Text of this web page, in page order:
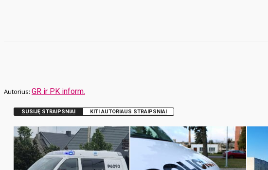
GR ir PK inform.
SUSIJĘ STRAIPSNIAI KITI AUTORIAUS STRAIPSNIAI